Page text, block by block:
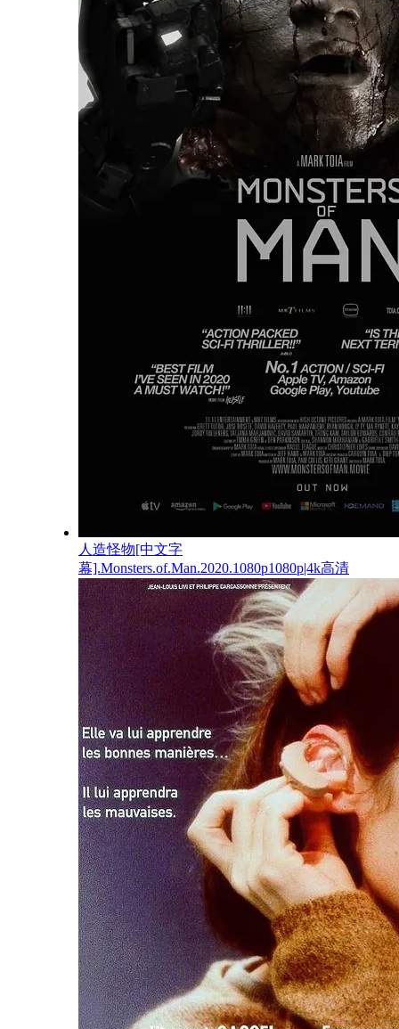
人造怪物[中文字
幕].Monsters.of.Man.2020.1080p1080p|4k高清